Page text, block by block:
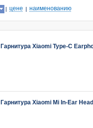
цене наименованию
Гарнитура Xiaomi Type-C
Гарнитура Xiaomi Mi In-Ear